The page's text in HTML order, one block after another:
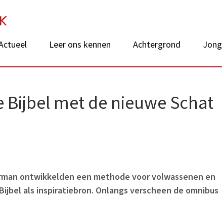
van Nederland
Leer ons kennen Achtergrond Jong
Bijbel met de nieuwe Schat
ontwikkelden een methode voor volwassenen en
als inspiratiebron. Onlangs verscheen de omnibus